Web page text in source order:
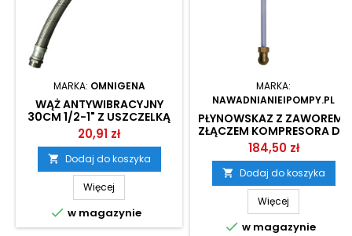
MARKA: OMNIGENA
WĄŻ ANTYWIBRACYJNY
30CM 1/2-1" Z USZCZELKĄ
20,91 zł
 Dodaj do koszyka
Więcej
 w magazynie
MARKA:
NAWADNIANIEIPOMPY.PL
PŁYNOWSKAZ Z ZAWOREM I
ZŁĄCZEM KOMPRESORA DO
ZBIORNIKA
HYDROFOROWEGO 1500-
2000L
184,50 zł
 Dodaj do koszyka
Więcej
 w magazynie